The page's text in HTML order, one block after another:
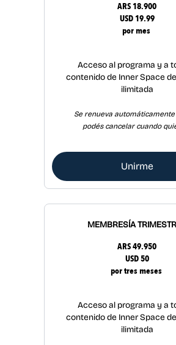
ARS 18.900
USD 19.99
por mes
Acceso al programa y a
contenido de Inner Space
ilimitada
Se renueva automáticamente
podés cancelar cuando
Unirme
MEMBRESÍA
ARS 49.950
USD 50
por tres meses
Acceso al programa y a
contenido de Inner Space
ilimitada